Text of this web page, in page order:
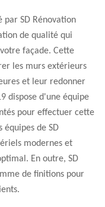
SD Rénovation
de qualité qui
façade. Cette
les murs extérieurs
et leur redonner
dispose d'une équipe
pour effectuer cette
de SD
modernes et
En outre, SD
de finitions pour